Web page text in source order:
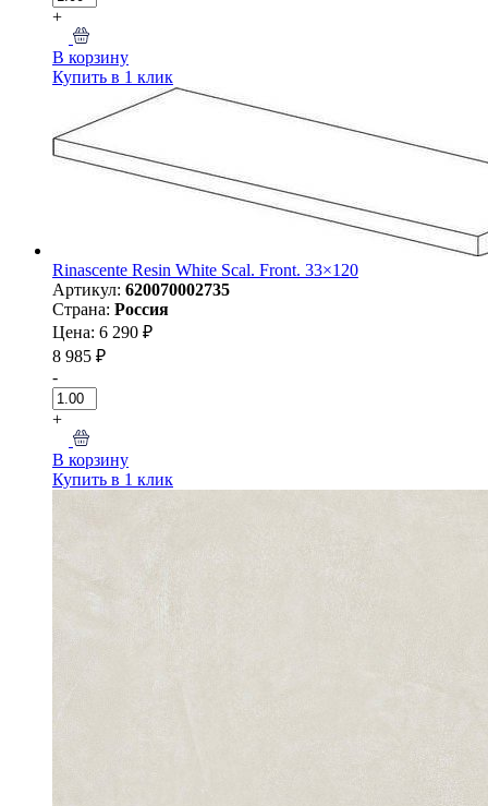
+
В корзину
Купить в 1 клик
Rinascente Resin White Scal. Front. 33×120
Артикул: 620070002735
Страна: Россия
Цена: 6 290 ₽
8 985 ₽
-
+
В корзину
Купить в 1 клик